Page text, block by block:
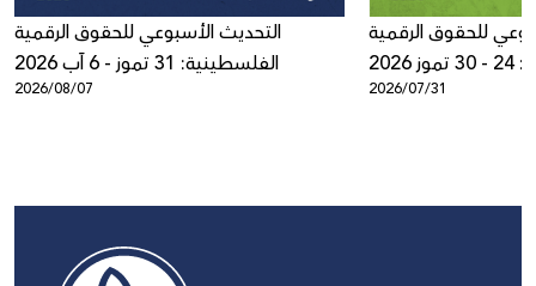
التحديث الأسبوعي للحقوق الرقمية
الفلسطينية: 31 تموز - 6 آب 2026
2026/08/07
للحقوق الرقمية
2026
2026/07/31